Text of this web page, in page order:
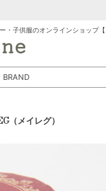
・子供服のオンラインショップ
BRAND
（メイレグ）